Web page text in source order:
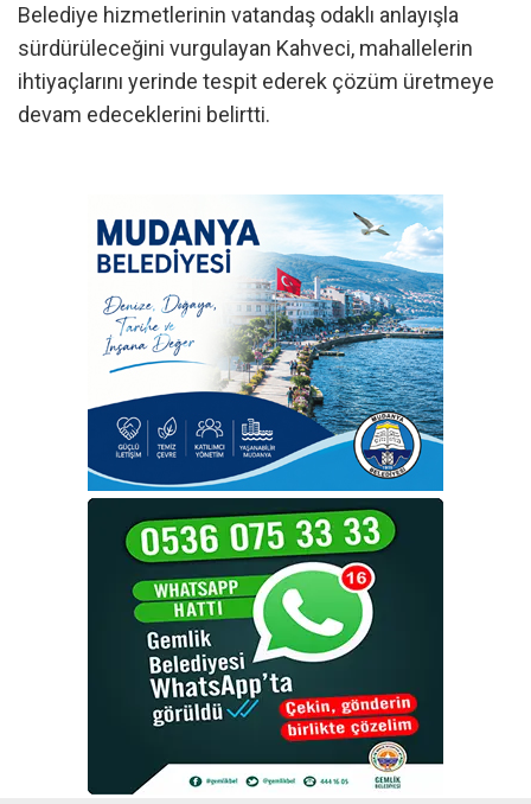
Belediye hizmetlerinin vatandaş odaklı anlayışla
sürdürüleceğini vurgulayan Kahveci, mahallelerin
ihtiyaçlarını yerinde tespit ederek çözüm üretmeye
devam edeceklerini belirtti.